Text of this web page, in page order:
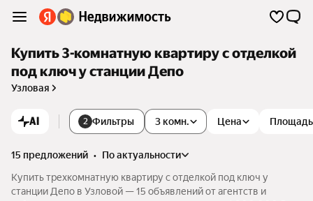
Купить 3-комнатную квартиру с отделкой
под ключ у станции Депо
Узловая
AI 2 Фильтры 3 комн. Цена Площадь
15 предложений •
по актуальности
Купить трехкомнатную квартиру с отделкой под ключ у
станции Депо в Узловой — 15 объявлений от агентств и